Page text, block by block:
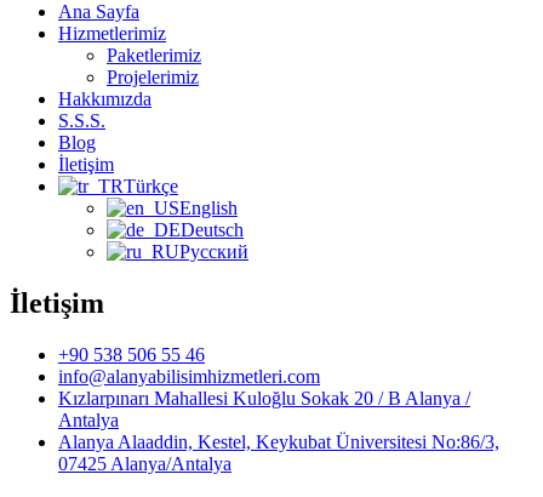
Ana Sayfa
Hizmetlerimiz
Paketlerimiz
Projelerimiz
Hakkımızda
S.S.S.
Blog
İletişim
Türkçe
English
Deutsch
Русский
İletişim
+90 538 506 55 46
info@alanyabilisimhizmetleri.com
Kızlarpınarı Mahallesi Kuloğlu Sokak 20 / B Alanya /
Antalya
Alanya Alaaddin, Kestel, Keykubat Üniversitesi No:86/3,
07425 Alanya/Antalya